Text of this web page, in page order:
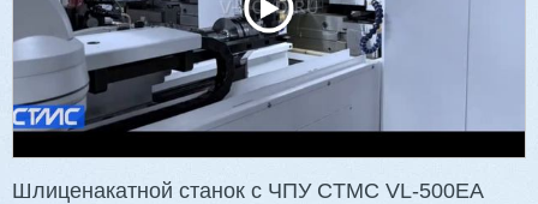
2 854 839 ₽
Артикул: 2497
Длина заготовки: 400-1500 мм
Макс. ширина заготовки: 580 мм
Станок проходного типа
Шлиценакатной станок с ЧПУ CTMC VL-500EA